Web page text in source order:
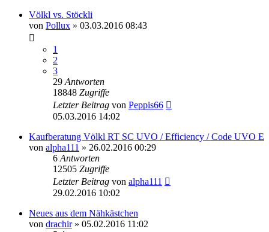
Völkl vs. Stöckli
von Pollux » 03.03.2016 08:43
1
2
3
29 Antworten
18848 Zugriffe
Letzter Beitrag von Peppis66
05.03.2016 14:02
Kaufberatung Völkl RT SC UVO / Efficiency / Code UVO E
von alpha111 » 26.02.2016 00:29
6 Antworten
12505 Zugriffe
Letzter Beitrag von alpha111
29.02.2016 10:02
Neues aus dem Nähkästchen
von drachir» 05.02.2016 11:02